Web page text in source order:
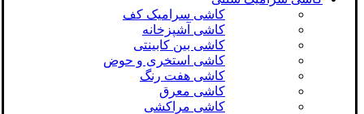
کاشی سرامیک کف
کاشی آشپزخانه
کاشی بین کابینتی
کاشی استخری و حوض
کاشی هفت رنگ
کاشی معرق
کاشی مراکشی